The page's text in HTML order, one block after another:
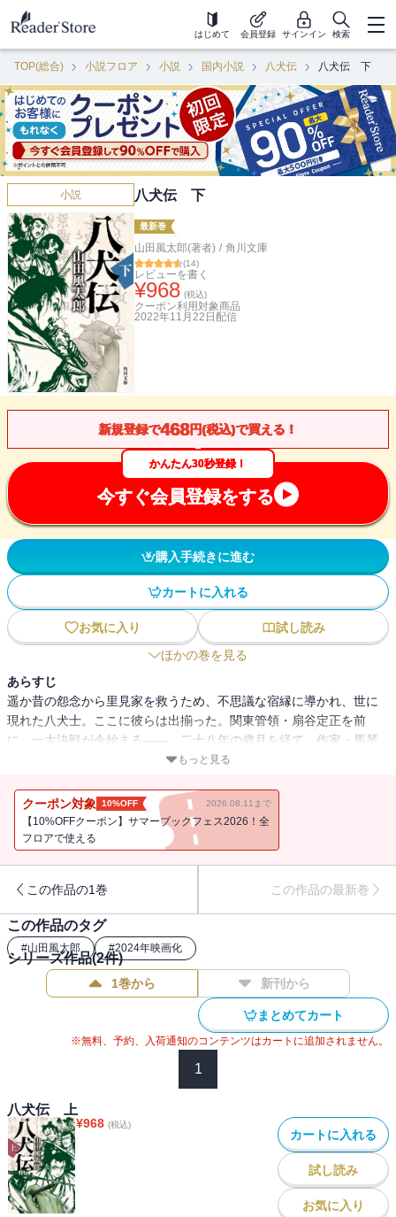
はじめて 会員登録 サインイン 検索
TOP(総合) 小説フロア 小説 国内小説 八犬伝 八犬伝 下
小説 八犬伝 下
最新巻
山田風太郎(著者) / 角川文庫
(14)
レビューを書く
¥968 (税込)
クーポン利用対象商品
2022年11月22日 配信
新規登録で468円(税込)で買える！
かんたん30秒登録！
今すぐ会員登録をする
購入手続きに進む
カートに入れる
お気に入り
試し読み
ほかの巻を見る
あらすじ
遥か昔の怨念から里見家を救うため、不思議な宿縁に導かれ、世に
現れた八犬士。ここに彼らは出揃った。関東管領・扇谷定正を前
に、一大決戦が今始まる――。二十八年の歳月を経て、作家・馬琴
は息子の死や自身の失明に直面しつつも懸命に物語を紡ぐ。そして
琴の最高傑作『南総里見八犬伝』を、壮大な構想で現代に蘇らせ
た、鬼才・山田風太郎による不朽の名作。
もっと見る
クーポン対象 10%OFF 2026.08.11まで
【10%OFFクーポン】サマーブックフェス2026！全
フロアで使える
この作品の1巻 この作品の最新巻
この作品のタグ
#山田風太郎 #2024年映画化
シリーズ作品(2件)
1巻から 新刊から
まとめてカート
※無料、予約、入荷通知のコンテンツはカートに追加されません。
1
八犬伝 上
¥968 (税込)
カートに入れる
試し読み
お気に入り